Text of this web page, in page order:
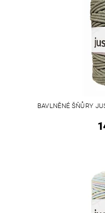
BAVLNĚNÉ ŠŇŮRY